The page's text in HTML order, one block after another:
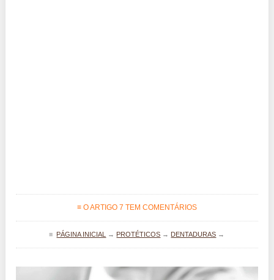
≡ O ARTIGO 7 TEM COMENTÁRIOS
≡ PÁGINA INICIAL → PROTÉTICOS → DENTADURAS →